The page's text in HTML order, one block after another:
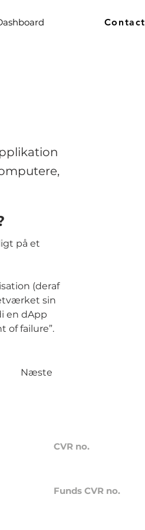
Contact
på et
(deraf
sin
en dApp
of failure”.
Næste
CVR no.
Funds CVR no.